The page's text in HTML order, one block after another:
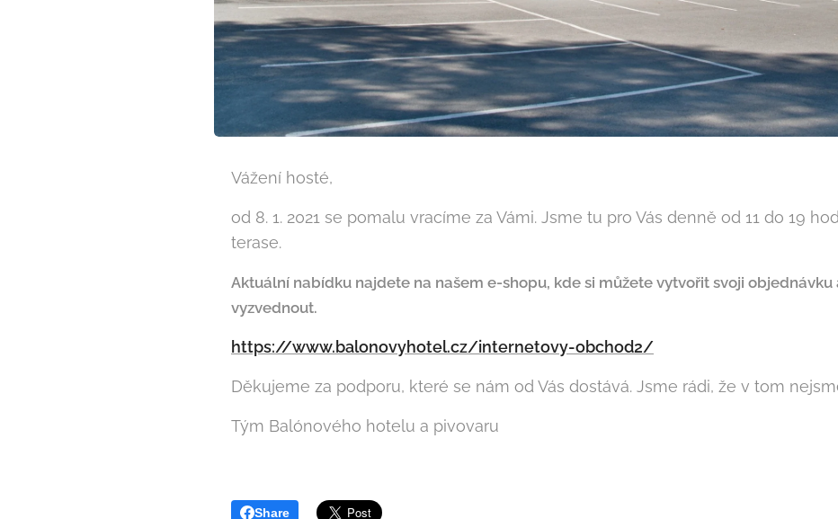
Vážení hosté,
od 8. 1. 2021 se pomalu vracíme za Vámi. Jsme tu pro Vás denně od 11 do 19
terase.
Aktuální nabídku najdete na našem e-shopu, kde si můžete vytvořit svoji objednávku
vyzvednout.
https://www.balonovyhotel.cz/internetovy-obchod2/
Děkujeme za podporu, které se nám od Vás dostává. Jsme rádi, že v tom
Tým Balónového hotelu a pivovaru
Share